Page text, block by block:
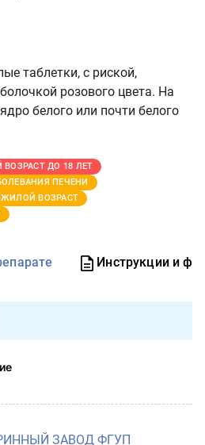
таблетки, с риской,
розового цвета. На
белого или почти белого
ВОЗРАСТ ДО 18 ЛЕТ
ПЕЧЕНИ
ВОЗРАСТ
Инструкции и
ЗАВОД ФГУП